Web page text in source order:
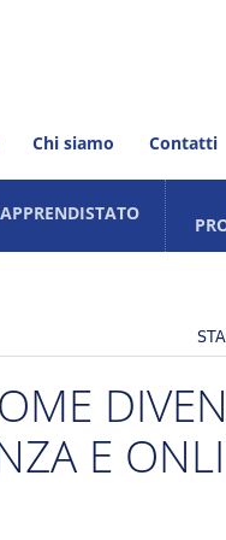
Chi siamo Contatti
APPRENDISTATO
E